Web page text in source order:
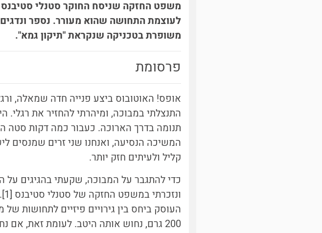
משפט החזקה שניסח החוקר סטנלי סטיבנס
לעוצמת התחושה שהוא מעורר. נספר
משופרת בטכניקה שנקראת "תיקון גמא".
פרסומת
אופס! האוטובוס ביצע פנייה חדה שמאלה,
התנצלתי במבוכה, ומיהרתי להחזיר את רגלי.
תנומה בדרך הארוכה. כעבור כמה דקות סטה
המשיכה הנסיעה, ואנחנו שני זרים שמנסים
קליל ולעיתים חזק יותר.
כדי להתגבר על המבוכה, שקעתי בהגיגים
העוסק ביחס בין גירויים פיזיים לתחושות